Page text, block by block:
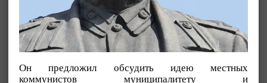
Он предложил обсудить идею местных
коммунистов муниципалитету и